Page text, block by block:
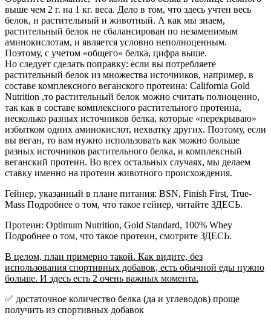
выше чем 2 г. на 1 кг. веса. Дело в том, что здесь учтен весь
белок, и растительный и животный. А как мы знаем,
растительный белок не сбалансирован по незаменимым
аминокислотам, и является условно неполноценным.
Поэтому, с учетом «общего» белка, цифра выше.
Но следует сделать поправку: если вы потребляете
растительный белок из множества источников, например, в
составе комплексного веганского протеина: California Gold
Nutrition ,то растительный белок можно считать полноценно,
так как в составе комплексного растительного протеина,
несколько разных источников белка, которые «перекрываю»
избытком одних аминокислот, нехватку других. Поэтому, если
вы веган, то вам нужно использовать как можно больше
разных источников растительного белка, и комплексный
веганский протеин. Во всех остальных случаях, мы делаем
ставку именно на протеин животного происхождения.
Гейнер, указанный в плане питания: BSN, Finish First, True-
Mass Подробнее о том, что такое гейнер, читайте ЗДЕСЬ.
Протеин: Optimum Nutrition, Gold Standard, 100% Whey
Подробнее о том, что такое протеин, смотрите ЗДЕСЬ.
В целом, план примерно такой. Как видите, без
использования спортивных добавок, есть обычной еды нужно
больше. И здесь есть 2 очень важных момента.
✅ достаточное количество белка (да и углеводов) проще
получить из спортивных добавок